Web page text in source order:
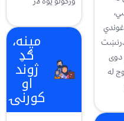
درنښت
دوی
له
مینه،
ګډ
ژوند
او
کورنۍ